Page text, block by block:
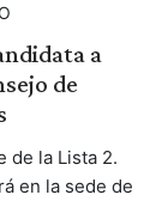
a
de
de la Lista 2.
en la sede de